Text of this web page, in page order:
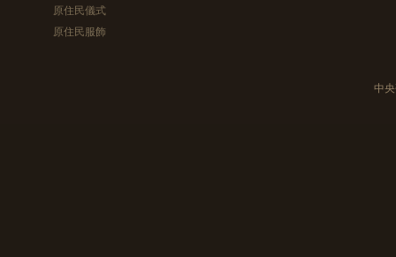
原住民儀式
原住民服飾
中